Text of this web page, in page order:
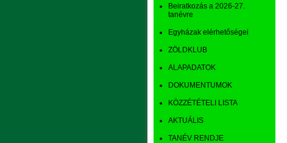
Beiratkozás a 2026-27.
tanévre
Egyházak elérhetőségei
ZÖLDKLUB
ALAPADATOK
DOKUMENTUMOK
KÖZZÉTÉTELI LISTA
AKTUÁLIS
TANÉV RENDJE